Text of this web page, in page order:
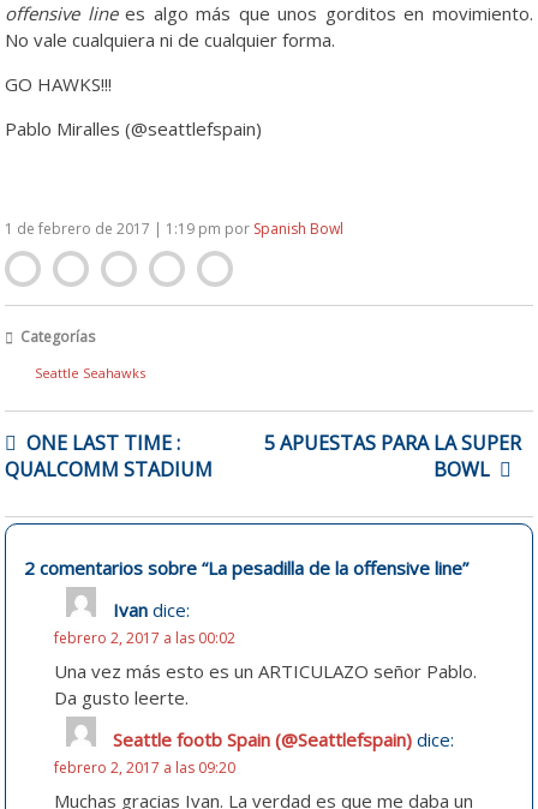
offensive linees algo más que unos gorditos en movimiento.
No vale cualquiera ni de cualquier forma.
GO HAWKS!!!
Pablo Miralles (@seattlefspain)
1 de febrero de 2017 | 1:19 pm por Spanish Bowl
Categorías
Seattle Seahawks
NAVEGACIÓN
DE
ENTRADAS
ONE LAST TIME :
QUALCOMM STADIUM
5 APUESTAS PARA LA SUPER
BOWL
2 comentarios sobre “La pesadilla de la offensive line”
Ivan dice:
febrero 2, 2017 a las 00:02
Una vez más esto es un ARTICULAZO señor Pablo.
Da gusto leerte.
Seattle footb Spain (@Seattlefspain) dice:
febrero 2, 2017 a las 09:20
Muchas gracias Ivan. La verdad es que me daba un